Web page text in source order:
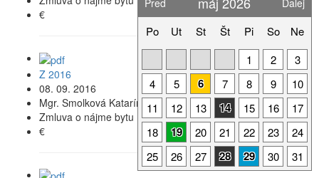
€
Z 2016
08. 09. 2016
Mgr. Smolková Katarína
Zmluva o nájme bytu
€
Pred
Ďalej
Po Ut St Št Pi So
Ne
1
2
3
4
5 6 7 8 9
10
11
12 13 14 15 16
17
18
19 20 21 22 23
24
25
26 27 28 29 30 31